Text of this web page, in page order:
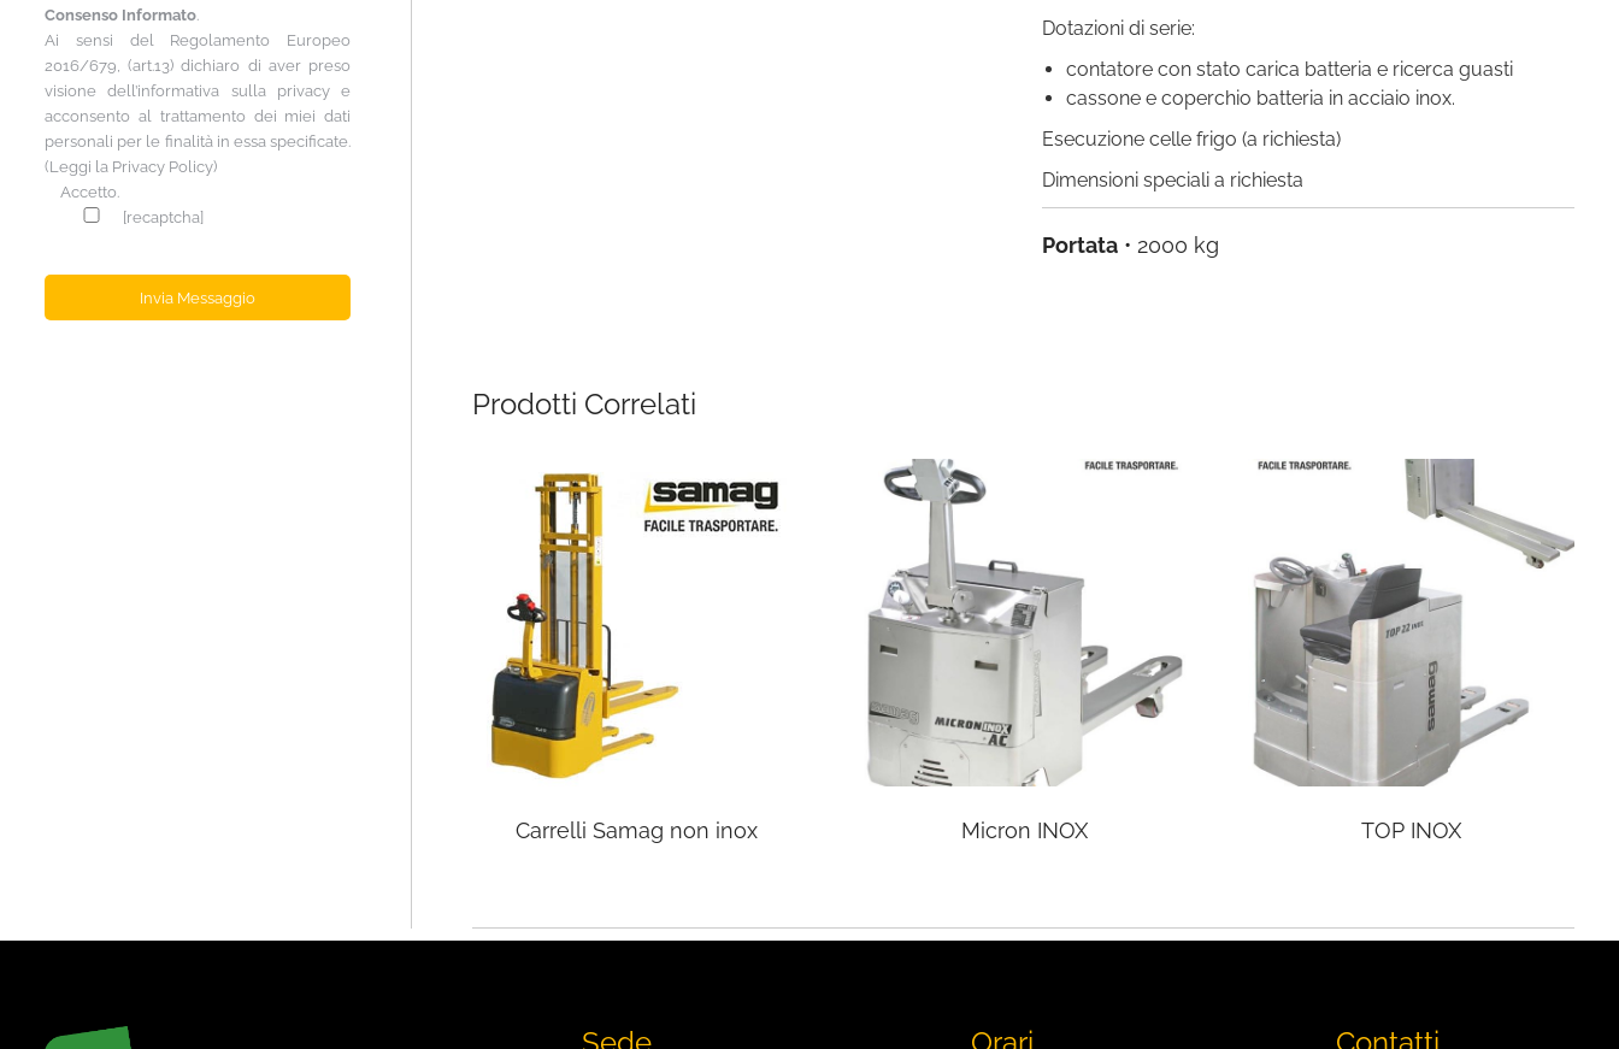
Dotazioni di serie:
contatore con stato carica batteria e ricerca guasti
cassone e coperchio batteria in acciaio inox.
Esecuzione celle frigo (a richiesta)
Dimensioni speciali a richiesta
Portata• 2000 kg
Prodotti Correlati
Carrelli Samag non inox Micron INOX TOP INOX
Consenso Informato.
Ai sensi del Regolamento Europeo
2016/679, (art.13) dichiaro di aver preso
visione dell’informativa sulla privacy e
acconsento al trattamento dei miei dati
personali per le finalità in essa specificate.
(Leggi la Privacy Policy)
Accetto.
[recaptcha]
Sede Orari Contatti